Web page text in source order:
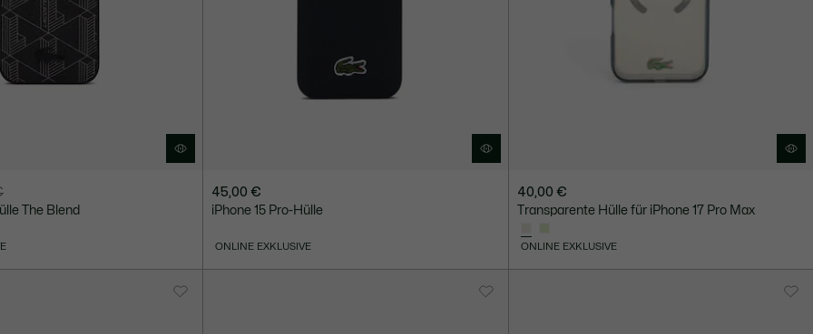
The Blend
45,00 €
iPhone 15 Pro-Hülle
ONLINE EXKLUSIVE
40,00 €
Transparente Hülle für iPhone 17 Pro Max
ONLINE EXKLUSIVE